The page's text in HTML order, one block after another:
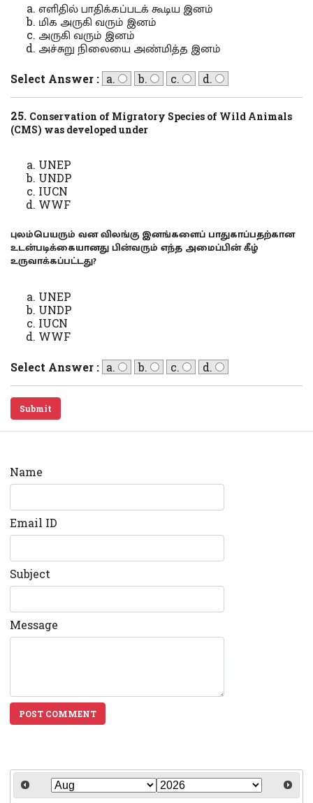
எளிதில் பாதிக்கப்படக் கூடிய இனம்
மிக அருகி வரும் இனம்
அருகி வரும் இனம்
அச்சுறு நிலையை அண்மித்த இனம்
Select Answer : a. b. c. d.
25. Conservation of Migratory Species of Wild Animals
(CMS) was developed under
UNEP
UNDP
IUCN
WWF
புலம்பெயரும் வன விலங்கு இனங்களைப் பாதுகாப்பதற்கான
உடன்படிக்கையானது பின்வரும் எந்த அமைப்பின் கீழ்
உருவாக்கப்பட்டது?
UNEP
UNDP
IUCN
WWF
Select Answer : a. b. c. d.
Submit
Name
Email ID
Subject
Message
POST COMMENT